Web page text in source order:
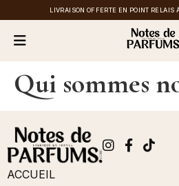
LIVRAISON OFFERTE EN POINT RELAIS
Qui sommes
ACCUEIL